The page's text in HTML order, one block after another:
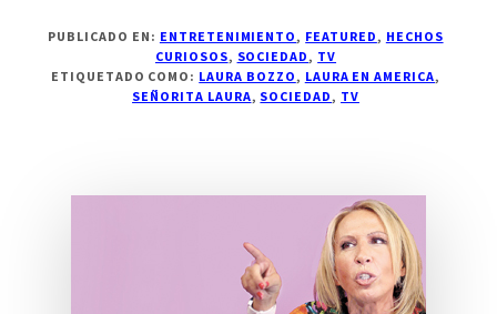
PUBLICADO EN: ENTRETENIMIENTO , FEATURED , HECHOS
CURIOSOS, SOCIEDAD , TV
ETIQUETADO COMO: LAURA BOZZO , LAURA EN AMERICA,
SEÑORITA LAURA, SOCIEDAD , TV